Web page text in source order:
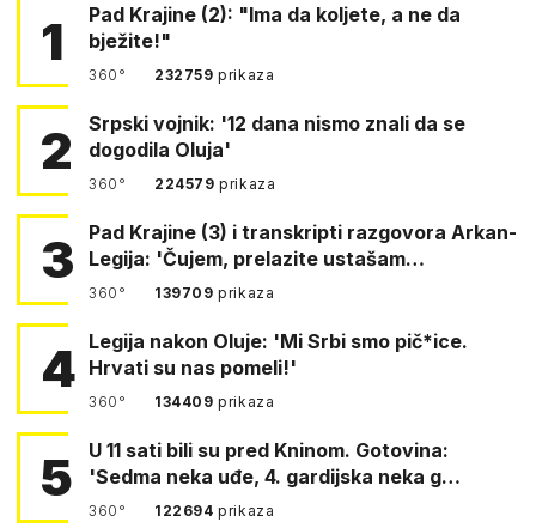
1
Pad Krajine (2): "Ima da koljete, a ne da
bježite!"
360° 232759prikaza
2
Srpski vojnik: '12 dana nismo znali da se
dogodila Oluja'
360° 224579prikaza
3
Pad Krajine (3) i transkripti razgovora Arkan-
Legija: 'Čujem, prelazite ustašam…
360° 139709prikaza
4 Legija nakon Oluje: 'Mi Srbi smo pič*ice.
Hrvati su nas pomeli!'
360° 134409prikaza
5
U 11 sati bili su pred Kninom. Gotovina:
'Sedma neka uđe, 4. gardijska neka g…
360° 122694prikaza